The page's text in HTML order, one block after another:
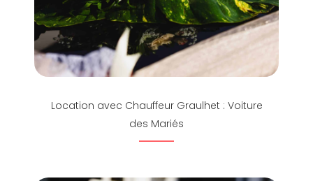
Location avec Chauffeur Graulhet : Voiture
des Mariés